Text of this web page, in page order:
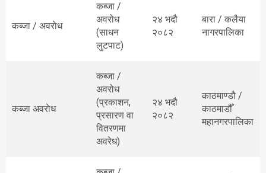
कब्जा / अवराेध
कब्जा /
अवरोध
(साधन
लुटपाट)
२४ भदौ
२०८२
बारा / कलैया
नागरपालिका
कब्जा अवराेध
कब्जा /
अवरोध
(प्रकाशन,
प्रसारण वा
वितरणमा
अवरेध)
२४ भदौ
२०८२
काठमाण्डौ /
काठमाडौँ
महानगरपालिका